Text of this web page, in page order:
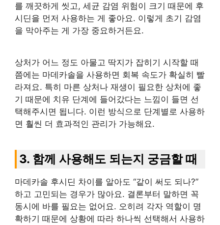
를 깨끗하게 씻고, 세균 감염 위험이 크기 때문에 후
시딘을 먼저 사용하는 게 좋아요. 이렇게 초기 감염
을 막아주는 게 가장 중요하거든요.
상처가 어느 정도 아물고 딱지가 잡히기 시작할 때
쯤에는 마데카솔을 사용하면 회복 속도가 확실히 빨
라져요. 특히 마른 상처나 재생이 필요한 상처에 좋
기 때문에 치유 단계에 들어갔다는 느낌이 들면 선
택해주시면 됩니다. 이런 방식으로 단계별로 사용하
면 훨씬 더 효과적인 관리가 가능해요.
3. 함께 사용해도 되는지 궁금할 때
마데카솔 후시딘 차이를 알아도 “같이 써도 되나?”
하고 고민되는 경우가 많아요. 결론부터 말하면 꼭
동시에 바를 필요는 없어요. 오히려 각자 역할이 명
확하기 때문에 상황에 따라 하나씩 선택해서 사용하